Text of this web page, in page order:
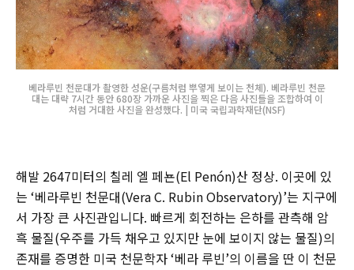
베라루빈 천문대가 촬영한 성운(구름처럼 뿌옇게 보이는 천체). 베라루빈 천문
대는 대략 7시간 동안 680장 가까운 사진을 찍은 다음 사진들을 조합하여 이
처럼 거대한 사진을 완성했다. | 미국 국립과학재단(NSF)
해발 2647미터의 칠레 엘 페뇬(El Penón)산 정상. 이곳에 있
는 ‘베라루빈 천문대(Vera C. Rubin Observatory)’는 지구에
서 가장 큰 사진관입니다. 빠르게 회전하는 은하를 관측해 암
흑 물질(우주를 가득 채우고 있지만 눈에 보이지 않는 물질)의
존재를 증명한 미국 천문학자 ‘베라 루빈’의 이름을 딴 이 천문